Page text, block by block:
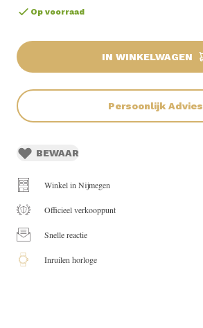
Op voorraad
IN WINKELWAGEN
Persoonlijk Advies
BEWAAR
Winkel in Nijmegen
Officieel verkooppunt
Snelle reactie
Inruilen horloge